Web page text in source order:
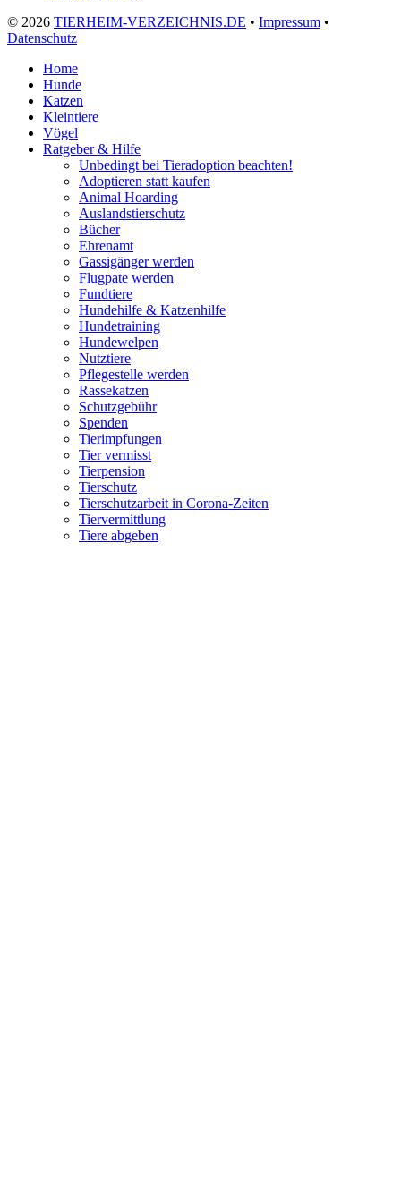
© 2026 TIERHEIM-VERZEICHNIS.DE • Impressum •
Datenschutz
Home
Hunde
Katzen
Kleintiere
Vögel
Ratgeber & Hilfe
Unbedingt bei Tieradoption beachten!
Adoptieren statt kaufen
Animal Hoarding
Auslandstierschutz
Bücher
Ehrenamt
Gassigänger werden
Flugpate werden
Fundtiere
Hundehilfe & Katzenhilfe
Hundetraining
Hundewelpen
Nutztiere
Pflegestelle werden
Rassekatzen
Schutzgebühr
Spenden
Tierimpfungen
Tier vermisst
Tierpension
Tierschutz
Tierschutzarbeit in Corona-Zeiten
Tiervermittlung
Tiere abgeben